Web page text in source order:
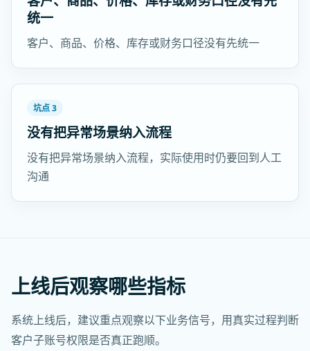
统一
客户、商品、价格、库存或财务口径没有先统一
坑点 3
没有把异常场景纳入流程
没有把异常场景纳入流程，实际使用时仍要回到人工
沟通
上线后观察哪些指标
系统上线后，建议重点观察以下业务信号，用真实过程判断
客户子账号权限是否真正跑顺。